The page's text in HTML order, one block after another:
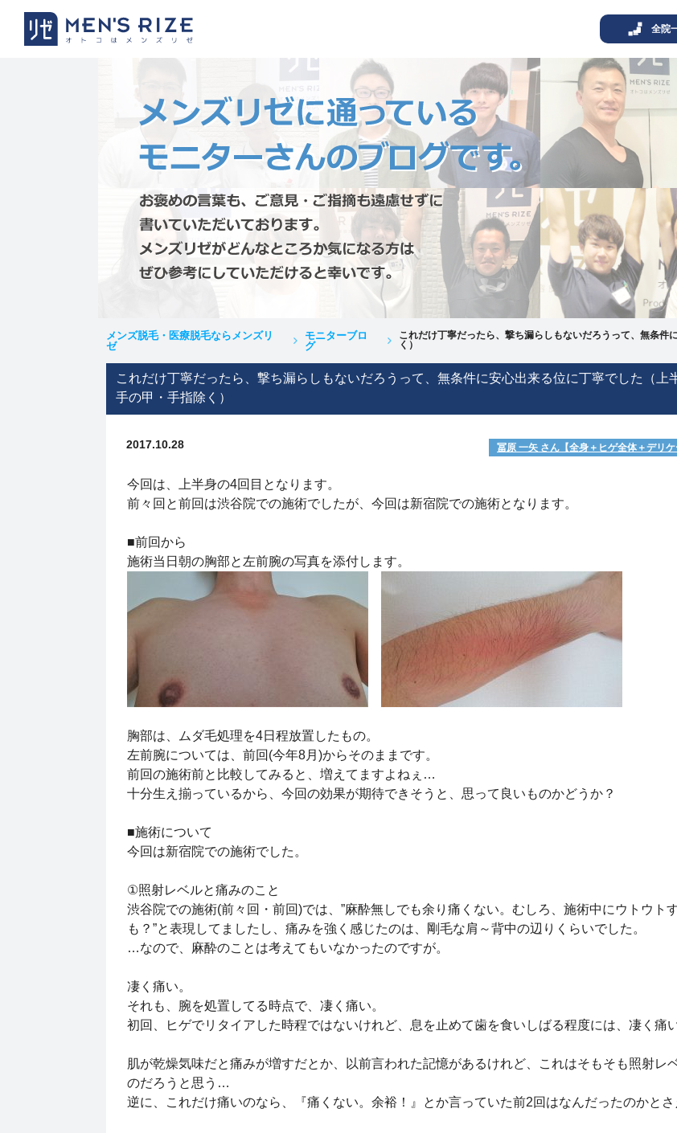
全院
メンズ脱毛・医療脱毛ならメンズリ
ゼ
モニターブロ
グ
これだけ丁寧だったら、撃ち漏らしもないだろうって、無条
く）
これだけ丁寧だったら、撃ち漏らしもないだろうって、無条件に安心出来る位に丁寧でした（上
手の甲・手指除く）
2017.10.28 冨原 一矢 さん【全身＋ヒゲ全体＋デリケ
今回は、上半身の4回目となります。
前々回と前回は渋谷院での施術でしたが、今回は新宿院での施術となります。
■前回から
施術当日朝の胸部と左前腕の写真を添付します。
胸部は、ムダ毛処理を4日程放置したもの。
左前腕については、前回(今年8月)からそのままです。
前回の施術前と比較してみると、増えてますよねぇ…
十分生え揃っているから、今回の効果が期待できそうと、思って良いものかどうか？
■施術について
今回は新宿院での施術でした。
①照射レベルと痛みのこと
渋谷院での施術(前々回・前回)では、”麻酔無しでも余り痛くない。むしろ、施術中にウトウト
も？”と表現してましたし、痛みを強く感じたのは、剛毛な肩～背中の辺りくらいでした。
…なので、麻酔のことは考えてもいなかったのですが。
凄く痛い。
それも、腕を処置してる時点で、凄く痛い。
初回、ヒゲでリタイアした時程ではないけれど、息を止めて歯を食いしばる程度には、凄く痛
肌が乾燥気味だと痛みが増すだとか、以前言われた記憶があるけれど、これはそもそも照射レ
のだろうと思う…
逆に、これだけ痛いのなら、『痛くない。余裕！』とか言っていた前2回はなんだったのかとさ